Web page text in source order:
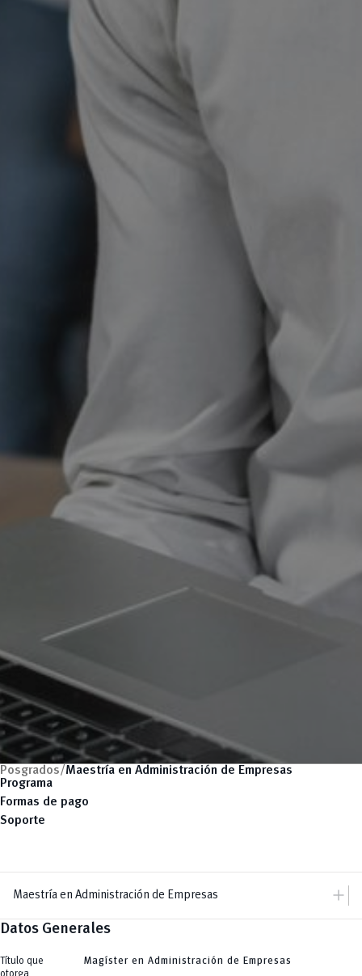
Posgrados/Maestría en Administración de Empresas
Programa
Formas de pago
Soporte
Maestría en Administración de Empresas add
Dir. Posgrados
add
Equipo
Datos Generales
Título que
Magíster en Administración de Empresas